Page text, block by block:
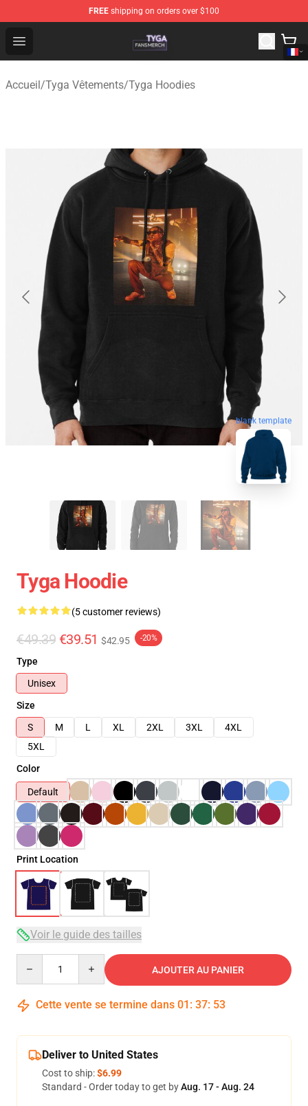
FREE shipping on orders over $100
Open menu
Tyga Shop - Official Tyga Merchandise Store
Accueil/Tyga Vêtements/Tyga Hoodies
blank template
Tyga Hoodie
(5 customer reviews)
€49.39 €39.51 $42.95 -20%
Type
Unisex
Size
S
M L XL 2XL 3XL
4XL
5XL
Color
Default
Print Location
Voir le guide des tailles
AJOUTER AU PANIER
Cette vente se termine dans 01 : 37: 53
Deliver to United States
Cost to ship:$6.99
Standard - Order today to get byAug. 17 - Aug. 24